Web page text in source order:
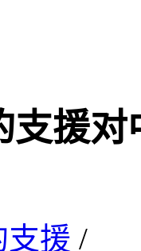
支援对
支援 /